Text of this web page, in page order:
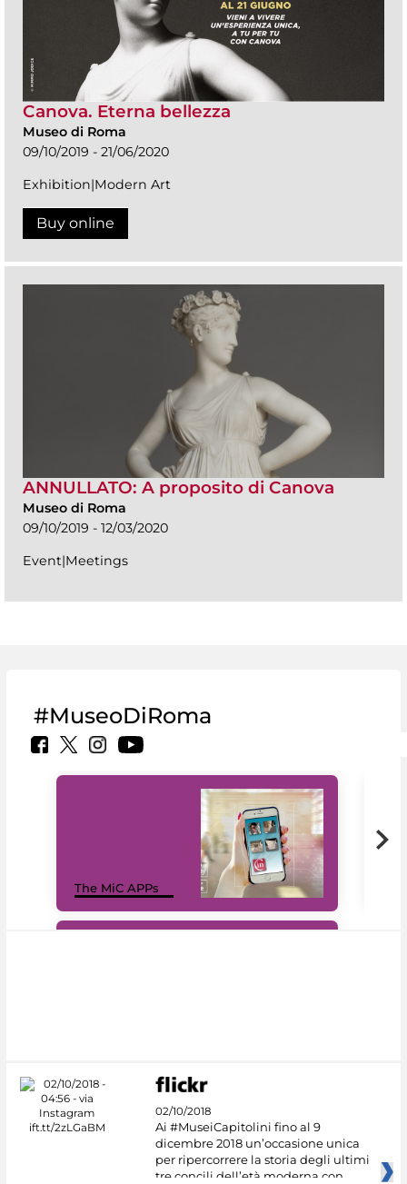
Canova. Eterna bellezza
Museo di Roma
09/10/2019 - 21/06/2020
Exhibition|Modern Art
Buy online
ANNULLATO: A proposito di Canova
Museo di Roma
09/10/2019 - 12/03/2020
Event|Meetings
#MuseoDiRoma
The MiC APPs
02/10/2018
Ai #MuseiCapitolini fino al 9
dicembre 2018 un’occasione unica
per ripercorrere la storia degli ultimi
tre concili dell’età moderna con